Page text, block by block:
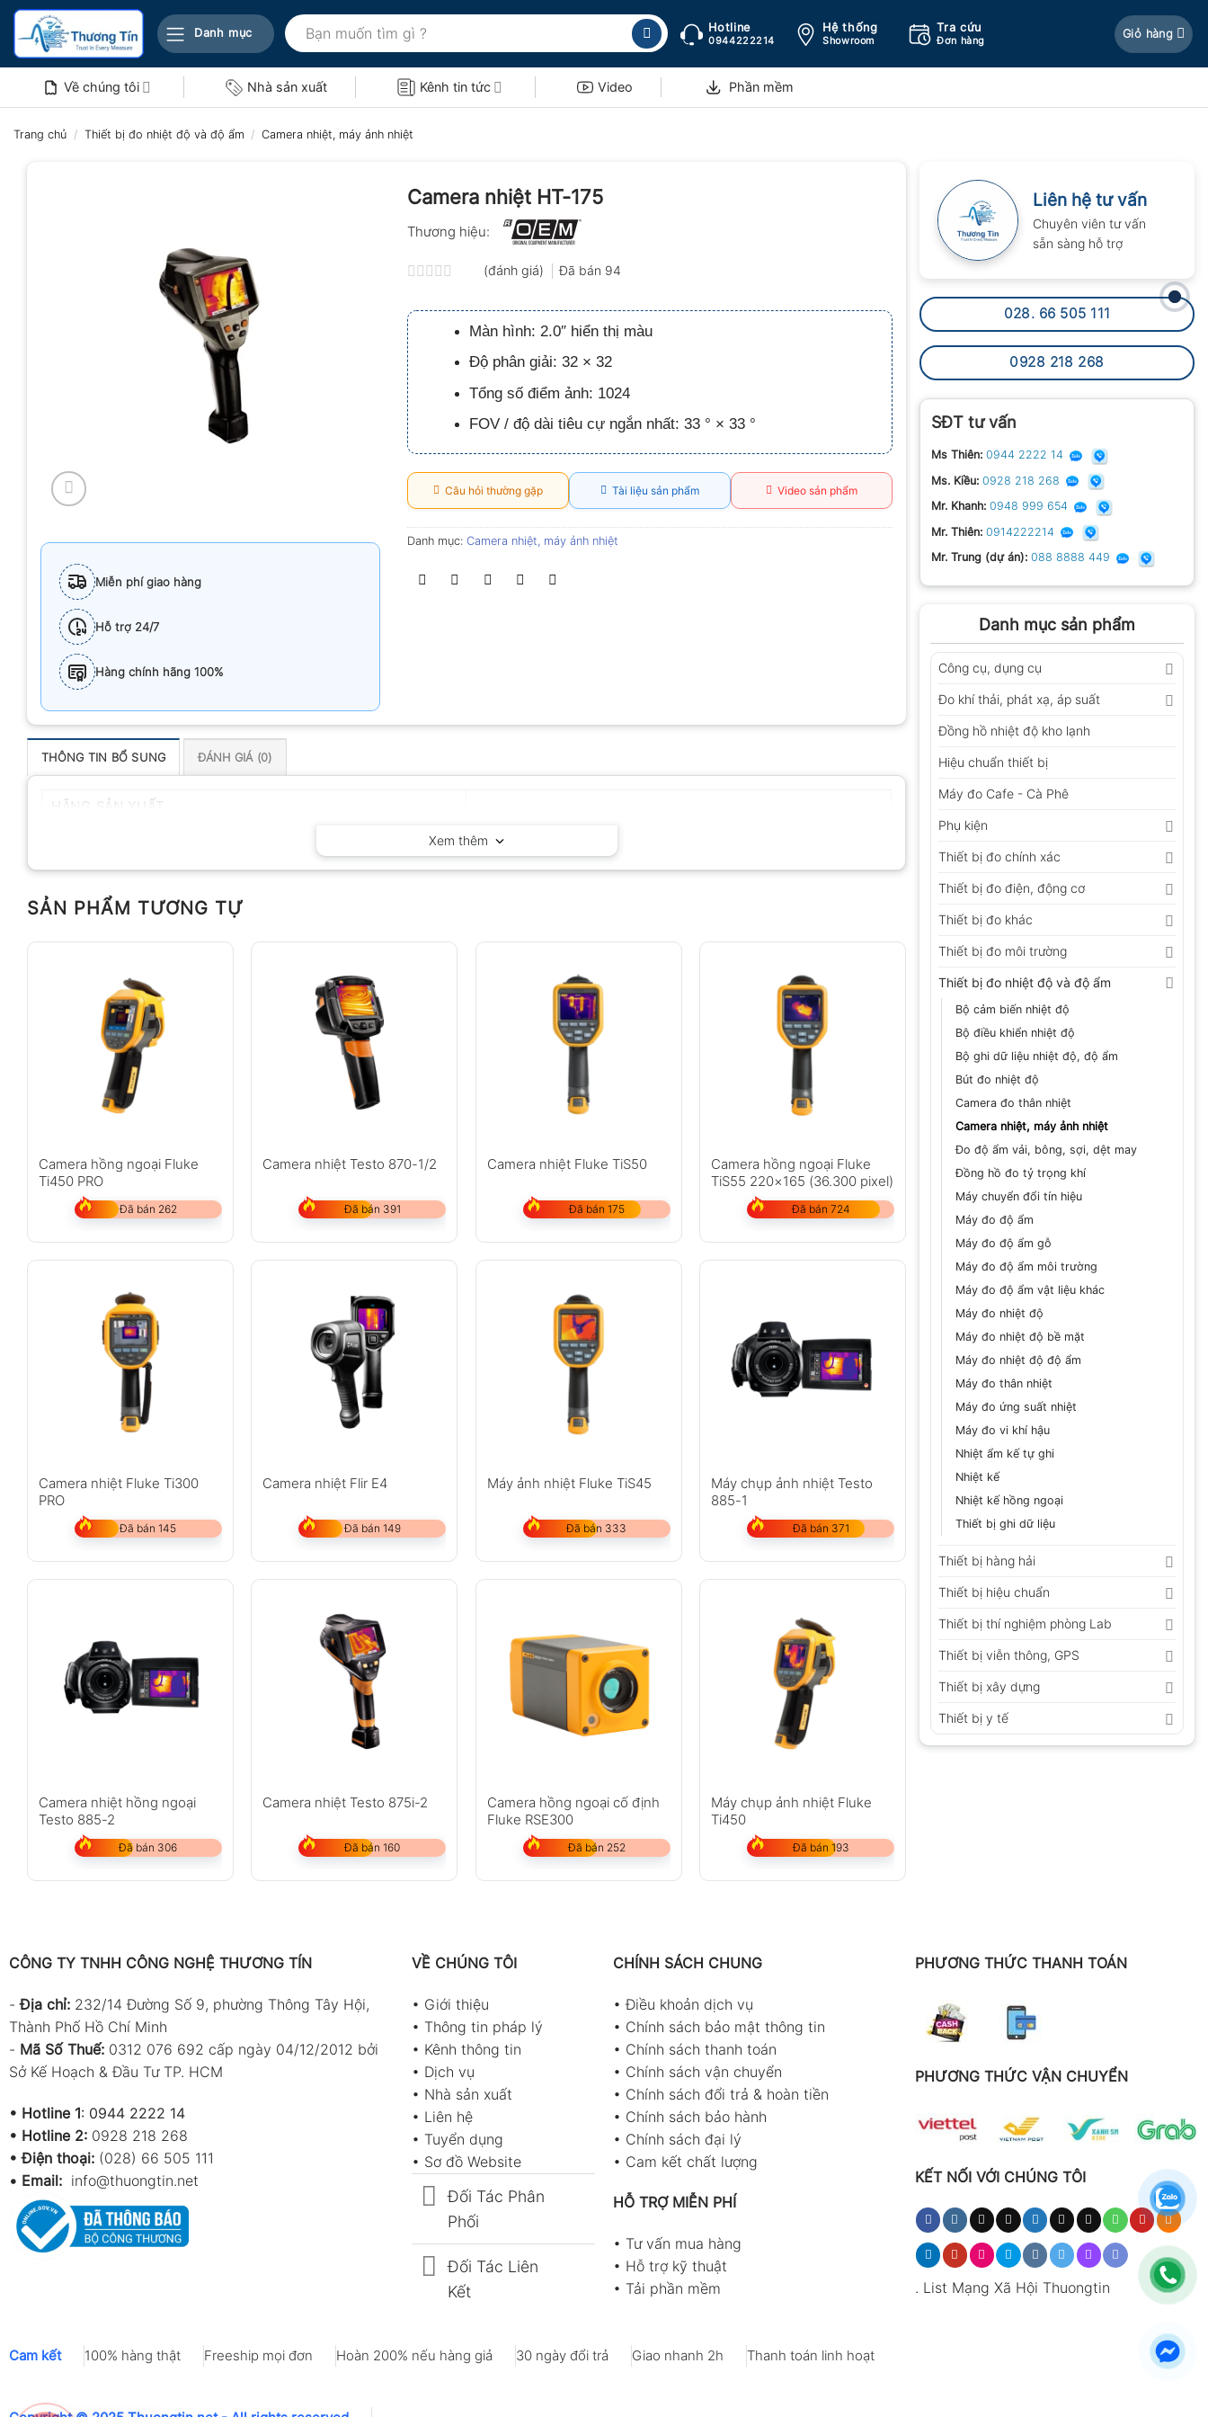
Bỏ
nội
Danh mục
Tìm
kiếm:
Hotline
0944222214
Hệ thống
Showroom
Tra cứu
Đơn hàng
Giỏ hàng
Về chúng tôi Nhà sản xuất Kênh tin tức Video Phần mềm
Trang chủ / Thiết bị đo nhiệt độ và độ ẩm / Camera nhiệt, máy ảnh nhiệt
Liên hệ tư vấn
Chuyên viên tư vấn
sẵn sàng hỗ trợ
028. 66 505 111
0928 218 268
SĐT tư vấn
Ms Thiên: 0944 2222 14
Ms. Kiều: 0928 218 268
Mr. Khanh: 0948 999 654
Mr. Thiên: 0914222214
Mr. Trung (dự án): 088 8888 449
Danh mục sản phẩm
Công cụ, dụng cụ
Đo khí thải, phát xạ, áp suất
Đồng hồ nhiệt độ kho lạnh
Hiệu chuẩn thiết bị
Máy đo Cafe - Cà Phê
Phụ kiện
Thiết bị đo chính xác
Thiết bị đo điện, động cơ
Thiết bị đo khác
Thiết bị đo môi trường
Thiết bị đo nhiệt độ và độ ẩm
Bộ cảm biến nhiệt độ
Bộ điều khiển nhiệt độ
Bộ ghi dữ liệu nhiệt độ, độ ẩm
Bút đo nhiệt độ
Camera đo thân nhiệt
Camera nhiệt, máy ảnh nhiệt
Đo độ ẩm vải, bông, sợi, dệt may
Đồng hồ đo tỷ trọng khí
Máy chuyển đổi tín hiệu
Máy đo độ ẩm
Máy đo độ ẩm gỗ
Máy đo độ ẩm môi trường
Máy đo độ ẩm vật liệu khác
Máy đo nhiệt độ
Máy đo nhiệt độ bề mặt
Máy đo nhiệt độ độ ẩm
Máy đo thân nhiệt
Máy đo ứng suất nhiệt
Máy đo vi khí hậu
Nhiệt ẩm kế tự ghi
Nhiệt kế
Nhiệt kế hồng ngoại
Thiết bị ghi dữ liệu
Thiết bị hàng hải
Thiết bị hiệu chuẩn
Thiết bị thí nghiệm phòng Lab
Thiết bị viễn thông, GPS
Thiết bị xây dựng
Thiết bị y tế
Miễn phí giao hàng
Hỗ trợ 24/7
Hàng chính hãng 100%
Camera nhiệt HT-175
Thương hiệu:
xếp
hạng
0.0
5
sao
(đánh giá) Đã bán 94
Màn hình: 2.0″ hiển thị màu
Độ phân giải: 32 × 32
Tổng số điểm ảnh: 1024
FOV / độ dài tiêu cự ngắn nhất: 33 ° × 33 °
Câu hỏi thường gặp Tài liệu sản phẩm Video sản phẩm
Danh mục: Camera nhiệt, máy ảnh nhiệt
THÔNG TIN BỔ SUNG ĐÁNH GIÁ (0)
Xem thêm
SẢN PHẨM TƯƠNG TỰ
Camera hồng ngoại Fluke
Ti450 PRO
Đã bán 262
Camera nhiệt Testo 870-1/2
Đã bán 391
Camera nhiệt Fluke TiS50
Đã bán 175
Camera hồng ngoại Fluke
TiS55 220×165 (36.300 pixel)
Đã bán 724
Camera nhiệt Fluke Ti300
PRO
Đã bán 145
Camera nhiệt Flir E4
Đã bán 149
Máy ảnh nhiệt Fluke TiS45
Đã bán 333
Máy chụp ảnh nhiệt Testo
885-1
Đã bán 371
Camera nhiệt hồng ngoại
Testo 885-2
Đã bán 306
Camera nhiệt Testo 875i-2
Đã bán 160
Camera hồng ngoại cố định
Fluke RSE300
Đã bán 252
Máy chụp ảnh nhiệt Fluke
Ti450
Đã bán 193
CÔNG TY TNHH CÔNG NGHỆ THƯƠNG TÍN
-Địa chỉ: 232/14 Đường Số 9, phường Thông Tây Hội,
Thành Phố Hồ Chí Minh
- Mã Số Thuế: 0312 076 692 cấp ngày 04/12/2012 bởi
Sở Kế Hoạch & Đầu Tư TP. HCM
• Hotline 1: 0944 2222 14
• Hotline 2: 0928 218 268
• Điện thoại: (028) 66 505 111
• Email: info@thuongtin.net
VỀ CHÚNG TÔI
• Giới thiệu
• Thông tin pháp lý
• Kênh thông tin
• Dịch vụ
• Nhà sản xuất
• Liên hệ
• Tuyển dụng
• Sơ đồ Website
Đối Tác Phân
Phối
Đối Tác Liên
Kết
CHÍNH SÁCH CHUNG
•Điều khoản dịch vụ
• Chính sách bảo mật thông tin
• Chính sách thanh toán
• Chính sách vận chuyển
• Chính sách đổi trả & hoàn tiền
• Chính sách bảo hành
• Chính sách đại lý
• Cam kết chất lượng
HỖ TRỢ MIỄN PHÍ
• Tư vấn mua hàng
• Hỗ trợ kỹ thuật
• Tải phần mềm
PHƯƠNG THỨC THANH TOÁN
PHƯƠNG THỨC VẬN CHUYỂN
KẾT NỐI VỚI CHÚNG TÔI
. List Mạng Xã Hội Thuongtin
Cam kết 100% hàng thật Freeship mọi đơn Hoàn 200% nếu hàng giả 30 ngày đổi trả Giao nhanh 2h Thanh toán linh hoạt